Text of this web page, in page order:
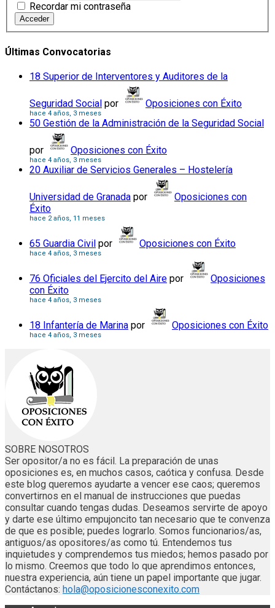
Recordar mi contraseña
Acceder
Últimas Convocatorias
18 Superior de Interventores y Auditores de la
Seguridad Social por Oposiciones con Éxito
hace 4 años, 3 meses
50 Gestión de la Administración de la Seguridad Social
por Oposiciones con Éxito
hace 4 años, 3 meses
20 Auxiliar de Servicios Generales – Hostelería
Universidad de Granada por
Oposiciones con
Éxito
hace 2 años, 11 meses
65 Guardia Civil por Oposiciones con Éxito
hace 4 años, 3 meses
76 Oficiales del Ejercito del Aire por
Oposiciones
con Éxito
hace 4 años, 3 meses
18 Infantería de Marina por Oposiciones con Éxito
hace 4 años, 3 meses
SOBRE NOSOTROS
Ser opositor/a no es fácil. La preparación de unas
oposiciones es, en muchos casos, caótica y confusa. Desde
este blog queremos ayudarte a vencer ese caos; queremos
convertirnos en el manual de instrucciones que puedas
consultar cuando tengas dudas. Deseamos servirte de apoyo
y darte ese último empujoncito tan necesario que te convenza
de que es posible; puedes lograrlo. Somos funcionarios/as,
antiguos/as opositores/as como tú. Entendemos tus
inquietudes y comprendemos tus miedos; hemos pasado por
lo mismo. Creemos que todo lo que aprendimos entonces,
nuestra experiencia, aún tiene un papel importante que jugar.
Contáctanos: hola@oposicionesconexito.com